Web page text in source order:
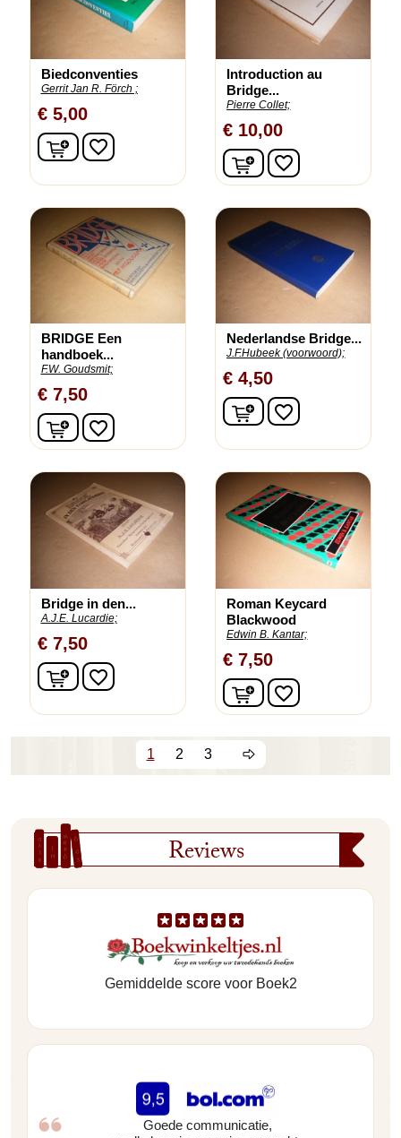
Reviews
Gemiddelde score voor Boek2
Goede communicatie,
Biedconventies
Gerrit Jan R. Förch ;
€ 5,00
In winkelwagen
favorite_border
Introduction au
Bridge...
Pierre Collet;
€ 10,00
In winkelwagen
favorite_border
BRIDGE Een
handboek...
F.W. Goudsmit;
€ 7,50
In winkelwagen
favorite_border
Nederlandse Bridge...
J.F.Hubeek (voorwoord);
€ 4,50
In winkelwagen
favorite_border
Bridge in den...
A.J.E. Lucardie;
€ 7,50
In winkelwagen
favorite_border
Roman Keycard
Blackwood
Edwin B. Kantar;
€ 7,50
In winkelwagen
favorite_border
1 2 3